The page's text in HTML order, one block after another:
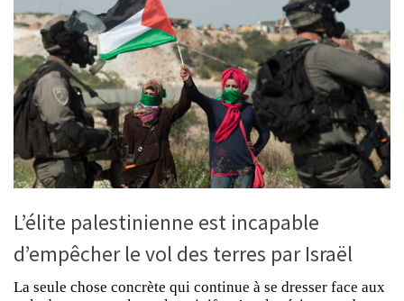
L’élite palestinienne est incapable
d’empêcher le vol des terres par Israël
La seule chose concrète qui continue à se dresser face aux